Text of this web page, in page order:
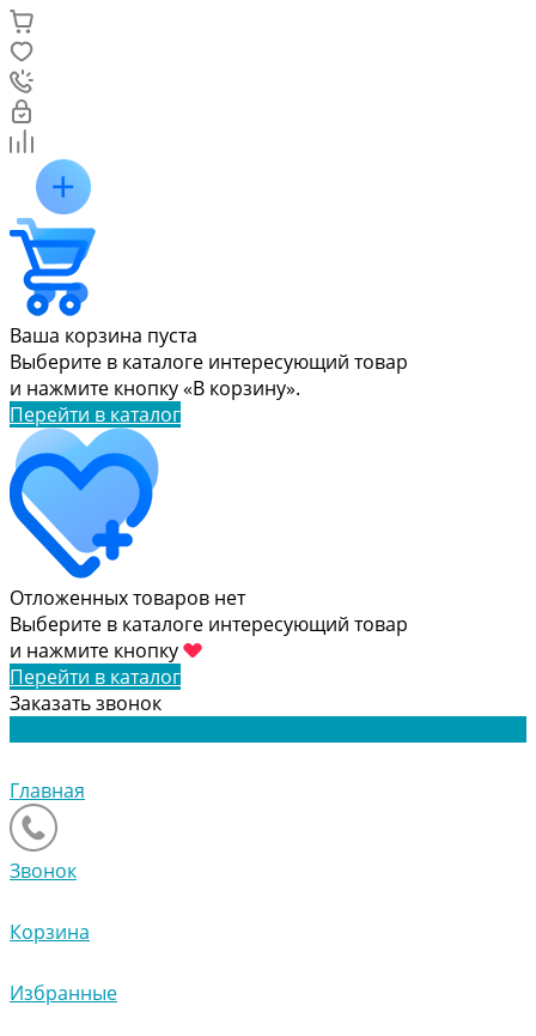
Ваша корзина пуста
Выберите в каталоге интересующий товар
и нажмите кнопку «В корзину».
Перейти в каталог
Отложенных товаров нет
Выберите в каталоге интересующий товар
и нажмите кнопку
Перейти в каталог
Заказать звонок
Главная
Звонок
Корзина
Избранные